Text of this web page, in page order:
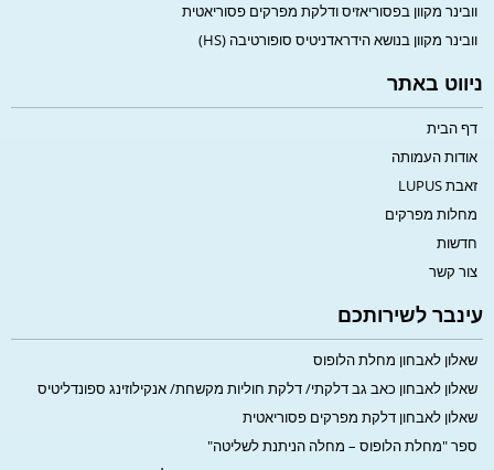
וובינר מקוון בפסוריאזיס ודלקת מפרקים פסוריאטית
וובינר מקוון בנושא הידראדניטיס סופורטיבה (HS)
ניווט באתר
דף הבית
אודות העמותה
זאבת LUPUS
מחלות מפרקים
חדשות
צור קשר
עינבר לשירותכם
שאלון לאבחון מחלת הלופוס
שאלון לאבחון כאב גב דלקתי/ דלקת חוליות מקשחת/ אנקילוזינג ספונדליטיס
שאלון לאבחון דלקת מפרקים פסוריאטית
ספר "מחלת הלופוס – מחלה הניתנת לשליטה"